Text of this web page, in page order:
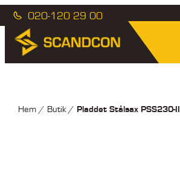
020-120 29 00
Hem/ Butik/ Pladdet Stålsax PSS230-II